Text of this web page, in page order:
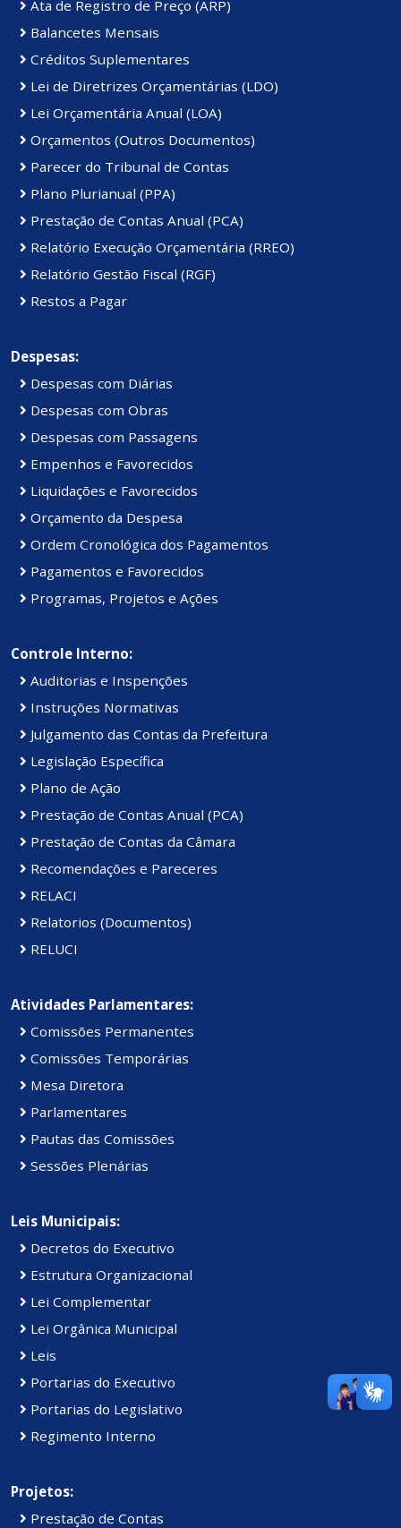
Ata de Registro de Preço (ARP)
Balancetes Mensais
Créditos Suplementares
Lei de Diretrizes Orçamentárias (LDO)
Lei Orçamentária Anual (LOA)
Orçamentos (Outros Documentos)
Parecer do Tribunal de Contas
Plano Plurianual (PPA)
Prestação de Contas Anual (PCA)
Relatório Execução Orçamentária (RREO)
Relatório Gestão Fiscal (RGF)
Restos a Pagar
Despesas:
Despesas com Diárias
Despesas com Obras
Despesas com Passagens
Empenhos e Favorecidos
Liquidações e Favorecidos
Orçamento da Despesa
Ordem Cronológica dos Pagamentos
Pagamentos e Favorecidos
Programas, Projetos e Ações
Controle Interno:
Auditorias e Inspenções
Instruções Normativas
Julgamento das Contas da Prefeitura
Legislação Específica
Plano de Ação
Prestação de Contas Anual (PCA)
Prestação de Contas da Câmara
Recomendações e Pareceres
RELACI
Relatorios (Documentos)
RELUCI
Atividades Parlamentares:
Comissões Permanentes
Comissões Temporárias
Mesa Diretora
Parlamentares
Pautas das Comissões
Sessões Plenárias
Leis Municipais:
Decretos do Executivo
Estrutura Organizacional
Lei Complementar
Lei Orgânica Municipal
Leis
Portarias do Executivo
Portarias do Legislativo
Regimento Interno
Projetos:
Prestação de Contas